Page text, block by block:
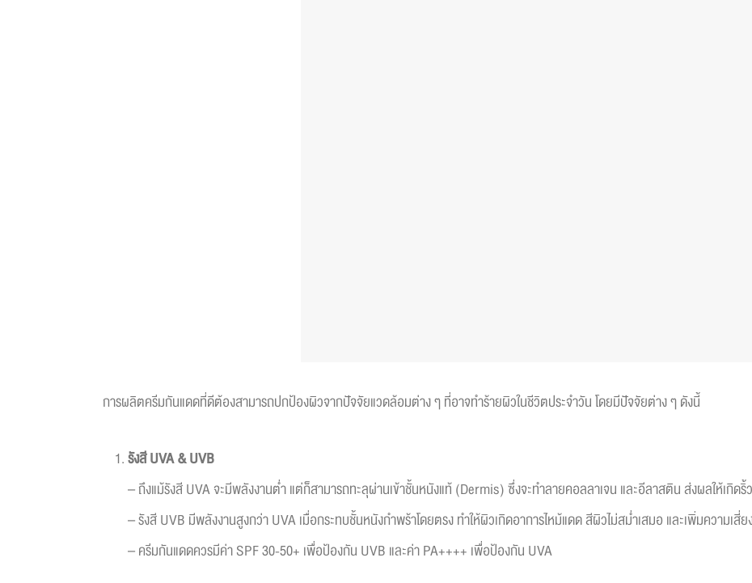
การผลิตครีมกันแดดที่ดีต้องสามารถปกป้องผิวจากปัจจัยแวดล้อมต่าง ๆ ที่อาจทำร้ายผิวในชีวิตประจำวัน โดยมีปัจจัยต่าง ๆ ดังนี้
รังสีUVA & UVB
– ถึงแม้รังสี UVA จะมีพลังงานต่ำ แต่ก็สามารถทะลุผ่านเข้าชั้นหนังแท้ (Dermis) ซึ่งจะทำลายคอลลาเจน และอีลาสติน ส่งผลให้เกิด
– รังสี UVB มีพลังงานสูงกว่า UVA เมื่อกระทบชั้นหนังกำพร้าโดยตรง ทำให้ผิวเกิดอาการไหม้แดด สีผิวไม่สม่ำเสมอ และเพิ่มความเสี่ย
– ครีมกันแดดควรมีค่า SPF 30-50+ เพื่อป้องกัน UVB และค่า PA++++ เพื่อป้องกัน UVA